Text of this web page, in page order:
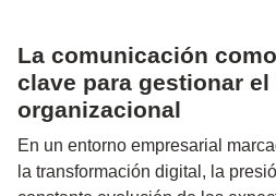
La comunicación
clave para gestionar el
organizacional
En un entorno empresarial
la transformación digital, la